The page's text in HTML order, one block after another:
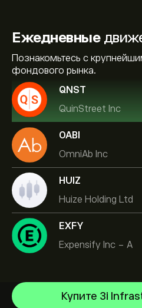
Ежедневные
Познакомьтесь с
фондового рынка.
QNST
QuinStreet Inc
OABI
OmniAb Inc
HUIZ
Huize Holding Ltd
EXFY
Expensify Inc - A
Купите 3i
NVIDIA Corporation